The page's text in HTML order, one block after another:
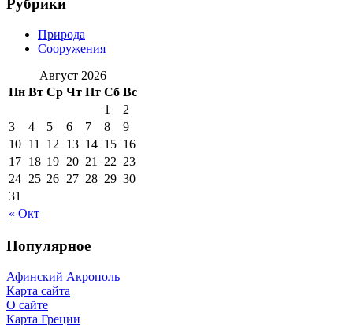
Рубрики
Природа
Сооружения
Август 2026
Пн Вт Ср Чт Пт Сб Вс
« Окт
1
2
3
4 5 6 7 8
9
10 11 12 13 14 15 16
17 18 19 20 21 22 23
24 25 26 27 28 29 30
31
Популярное
Афинский Акрополь
Карта сайта
О сайте
Карта Греции